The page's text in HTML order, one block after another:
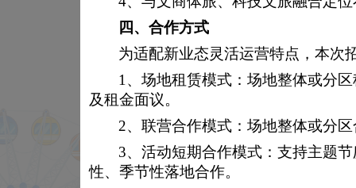
四、合作方式
为适配新业态灵活运营特点，本次
1、场地租赁模式：场地整体或分
及租金面议。
2、联营合作模式：场地整体或分
3、活动短期合作模式：支持主题
性、季节性落地合作。
游园服务